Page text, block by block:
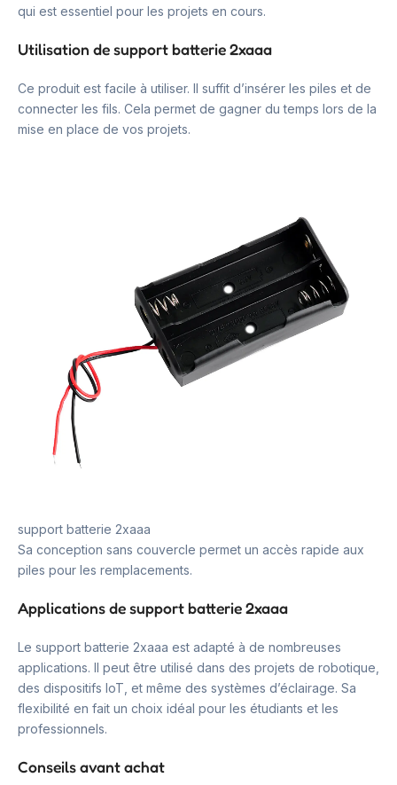
qui est essentiel pour les projets en cours.
Utilisation de support batterie 2xaaa
Ce produit est facile à utiliser. Il suffit d’insérer les piles et de
connecter les fils. Cela permet de gagner du temps lors de la
mise en place de vos projets.
support batterie 2xaaa
Sa conception sans couvercle permet un accès rapide aux
piles pour les remplacements.
Applications de support batterie 2xaaa
Le support batterie 2xaaa est adapté à de nombreuses
applications. Il peut être utilisé dans des projets de robotique,
des dispositifs IoT, et même des systèmes d’éclairage. Sa
flexibilité en fait un choix idéal pour les étudiants et les
professionnels.
Conseils avant achat